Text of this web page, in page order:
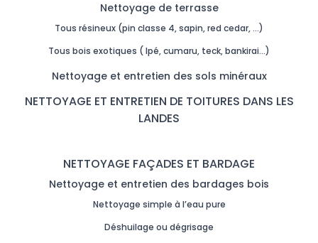
Nettoyage de terrasse
Tous résineux (pin classe 4, sapin, red cedar, …)
Tous bois exotiques ( Ipé, cumaru, teck, bankirai…)
Nettoyage et entretien des sols minéraux
NETTOYAGE ET ENTRETIEN DE TOITURES DANS LES
LANDES
NETTOYAGE FAÇADES ET BARDAGE
Nettoyage et entretien des bardages bois
Nettoyage simple à l’eau pure
Déshuilage ou dégrisage